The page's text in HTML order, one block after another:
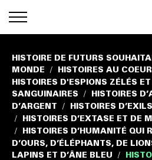
HISTOIRE DE FUTURS
MONDE
/ HISTOIRES AU
HISTOIRES D'ESPIONS ZÉLÉS
SANGUINAIRES
/ HISTOIRES
D’ARGENT
/ HISTOIRES
/ HISTOIRES D’EXTASE ET DE
/ HISTOIRES D’HUMANITÉ QUI
D’OURS, D’ÉLÉPHANTS, DE
LAPINS ET D’ÂNE BLEU
/